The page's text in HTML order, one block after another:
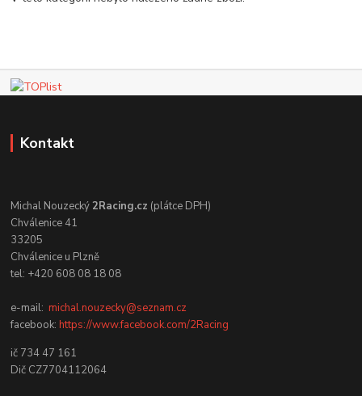
Kontakt
Michal Nouzecký2Racing.cz (plátce DPH)
Chválenice 41
33205
Chválenice u Plzně
tel: +420 608 08 18 08
e-mail:michal.nouzecky@seznam.cz
facebook:https://www.facebook.com/2Racing
ič 734 47 161
Dič CZ7704112064